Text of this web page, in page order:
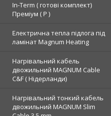
In-Term ( готові комплект)
Преміум ( Р )
Електрична тепла підлога під
ламінат Magnum Heating
Нагрівальний кабель
двожильний MAGNUM Cable
C&F ( Нідерланди)
Нагрівальний тонкий кабель
двожильний MAGNUM Slim